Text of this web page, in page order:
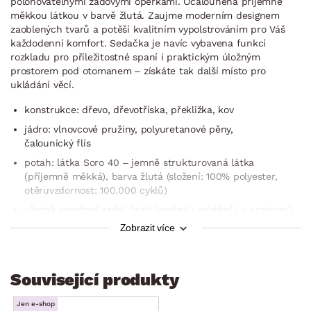
měkkou látkou v barvě žlutá. Zaujme moderním designem
zaoblených tvarů a potěší kvalitním vypolstrováním pro Váš
každodenní komfort. Sedačka je navíc vybavena funkcí
rozkladu pro příležitostné spaní i praktickým úložným
prostorem pod otomanem – získáte tak další místo pro
ukládání věcí.
konstrukce: dřevo, dřevotříska, překližka, kov
jádro: vlnovcové pružiny, polyuretanové pěny,
čalounický flís
potah: látka Soro 40 – jemně strukturovaná látka
(příjemně měkká), barva žlutá (složení: 100% polyester,
otěruvzdornost: 100.000 cyklů)
členitá optika sedací/opěrné části
levá boční područka (zaoblený tvar, měkce vypolstrovaná)
sedák: středně měkký, prostorný
Zobrazit více
Související produkty
Jen e-shop